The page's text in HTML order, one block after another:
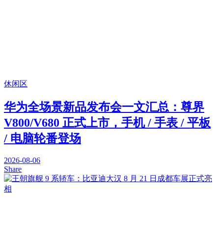
休闲区
华为全场景新品发布会一文汇总：尊界
V800/V680 正式上市，手机 / 手表 / 平板
/ 电脑轮番登场
2026-08-06
Share